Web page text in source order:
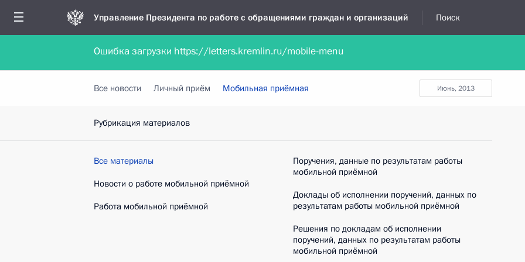
Управление Президента по работе с обращениями граждан и организаций Поиск
Обратиться в форме электронного документа Обратиться в устной форме
июнь, 2013
Все новости Личный приём Мобильная приёмная
Рубрикация материалов
Все материалы
Новости о работе мобильной приёмной
Работа мобильной приёмной
Поручения, данные по результатам работы
мобильной приёмной
Доклады об исполнении поручений, данных по
результатам работы мобильной приёмной
Решения по докладам об исполнении
поручений, данных по результатам работы
мобильной приёмной
Ошибка загрузки https://letters.kremlin.ru/mobile-menu